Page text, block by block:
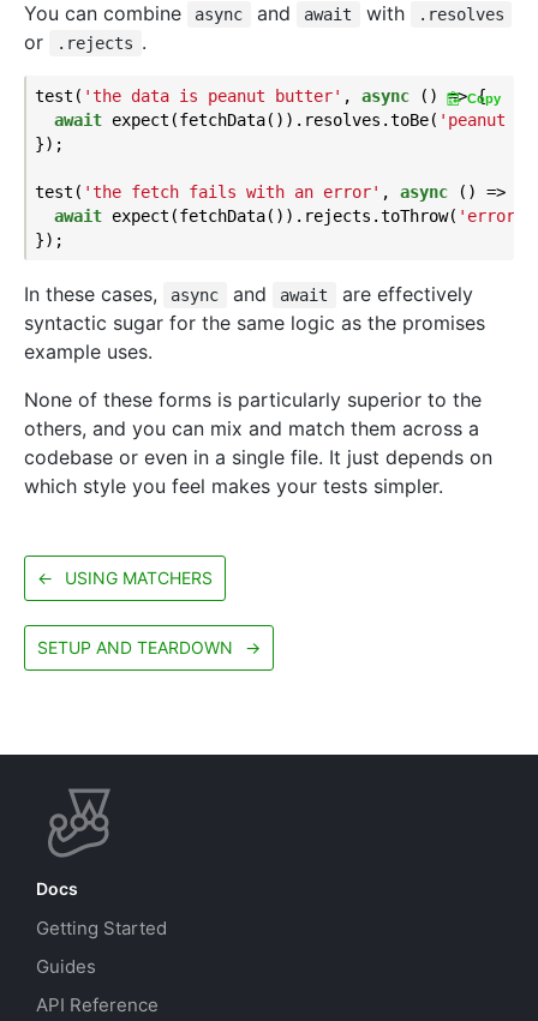
You can combine async and await with .resolves
or .rejects .
test( 'the data is peanut butter' , async () => {
await expect(fetchData()).resolves.toBe( 'peanut
});
test( 'the fetch fails with an error' , async () => {
await expect(fetchData()).rejects.toThrow( 'error'
Copy
In these cases, async and await
are effectively
syntactic sugar for the same logic as the promises
example uses.
None of these forms is particularly superior to the
others, and you can mix and match them across a
codebase or even in a single file. It just depends on
which style you feel makes your tests simpler.
← USING MATCHERS
SETUP AND TEARDOWN →
Docs
Getting Started
Guides
API Reference